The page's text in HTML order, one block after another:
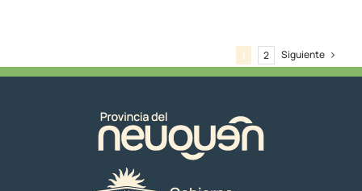
27/03/24
1 2 Siguiente